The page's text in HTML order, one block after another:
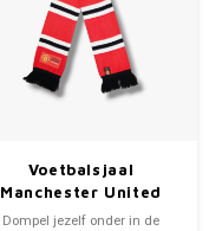
Voetbalsjaal
Manchester United
Dompel jezelf onder in de